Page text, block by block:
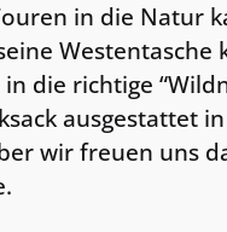
in die Natur
die richtige
ausgestattet
wir freuen uns